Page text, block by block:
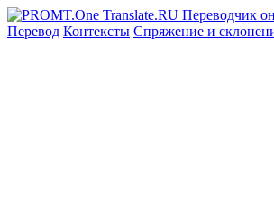
Перевод Контексты Спряжение и